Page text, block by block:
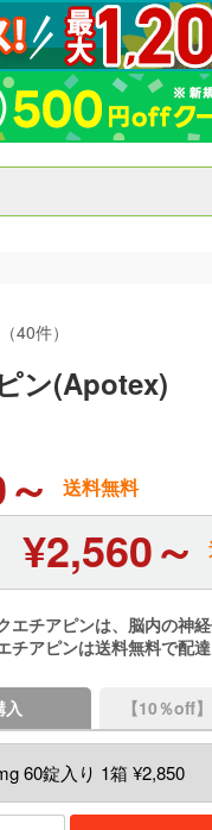
（40件）
ン(Apotex)
送料無料
¥2,560～
エチアピンは、脳内の神
チアピンは送料無料で配達
入 【10％off